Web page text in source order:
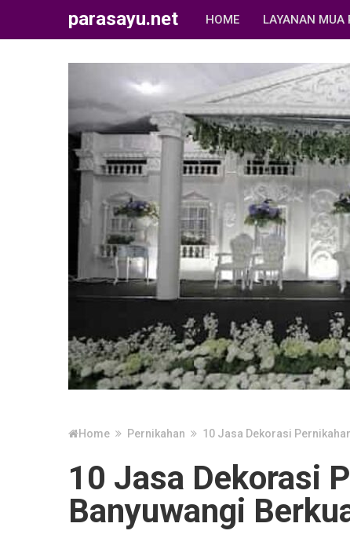
parasayu.net HOME LAYANAN MUA
Home Pernikahan 10 Jasa Dekorasi
10 Jasa Dekorasi
Banyuwangi